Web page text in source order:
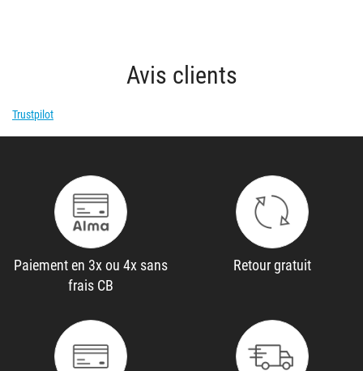
Avis clients
Trustpilot
Paiement en 3x ou 4x sans
frais CB
Retour gratuit